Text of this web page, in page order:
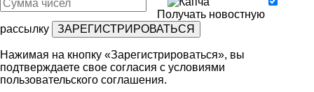
Получать новостную
рассылку
Нажимая на кнопку «Зарегистрироваться», вы
подтверждаете свое согласия с условиями
пользовательского соглашения.